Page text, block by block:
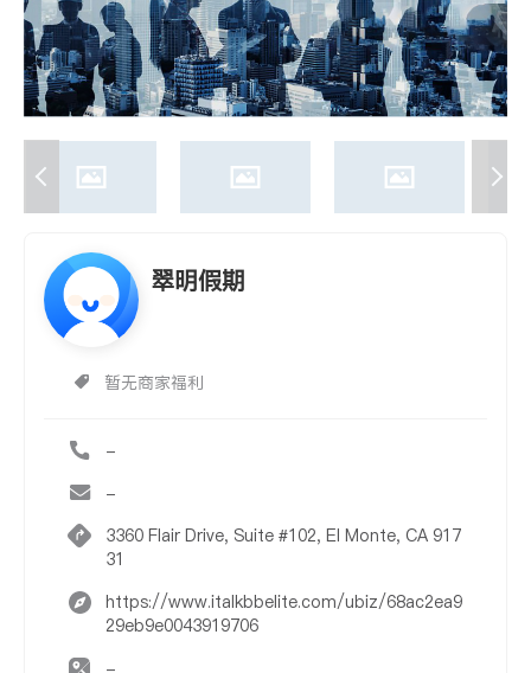
养老 非盈利组织
翠明假期
暂无商家福利
-
-
3360 Flair Drive, Suite #102, El Monte, CA 917
31
https://www.italkbbelite.com/ubiz/68ac2ea9
29eb9e0043919706